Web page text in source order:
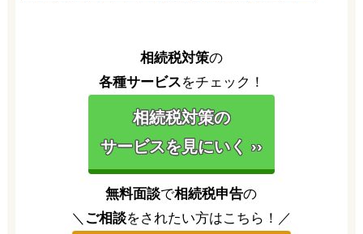
相続税対策の
各種サービスをチェック！
相続税対策の
サービスを見にいく ››
無料面談で相続税申告の
＼ ご相談をされたい方はこちら！／